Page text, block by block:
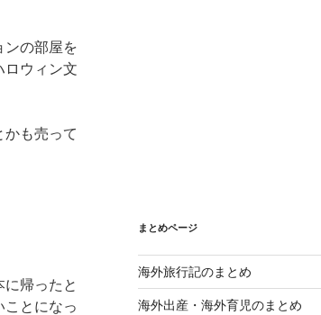
ンの部屋を
ロウィン文
も売って
帰ったと
とになっ
まとめページ
海外旅行記のまとめ
海外出産・海外育児のまとめ